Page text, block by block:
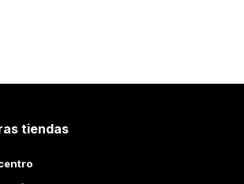
tiendas